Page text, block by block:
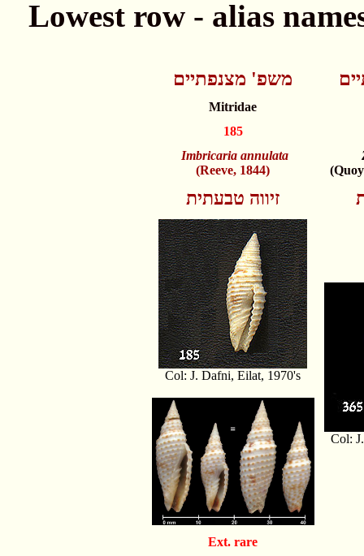
משפ' מצנפתיים
Mitridae
185
Imbricaria annulata
(Reeve, 1844)
זיווה טבעתית
Col: J. Dafni, Eilat, 1970's
Col:
Ext. rare